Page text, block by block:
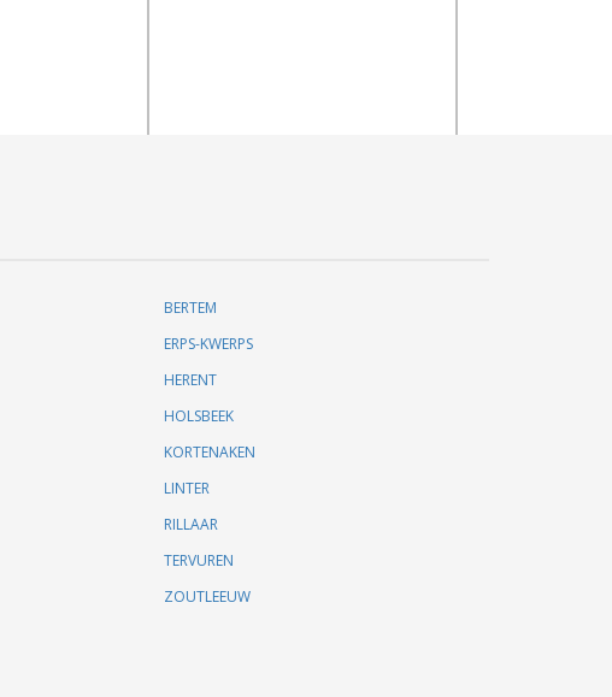
BERTEM
ERPS-KWERPS
HERENT
HOLSBEEK
KORTENAKEN
LINTER
RILLAAR
TERVUREN
ZOUTLEEUW